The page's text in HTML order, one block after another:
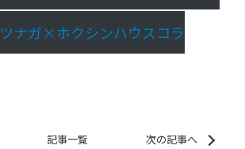
ツナガ×ホクシンハウスコラ
記事一覧 次の記事へ